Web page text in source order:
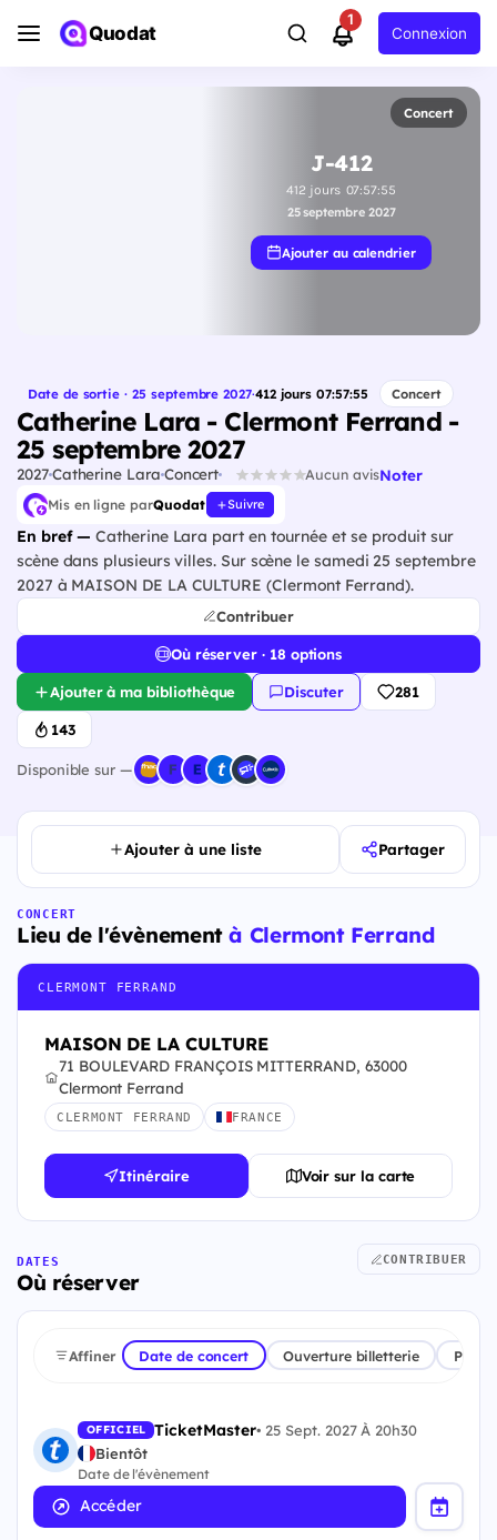
Quodat
1
Connexion
Concert
J-412
412 jours 07:57:54
25 septembre 2027
Ajouter au calendrier
Date de sortie · 25 septembre 2027·412jours 07:57:54 Concert
Catherine Lara - Clermont Ferrand -
25 septembre 2027
2027Catherine Lara Concert Aucun avisNoter
Mis en ligne parQuodat Suivre
En bref — Catherine Lara part en tournée et se produit sur
scène dans plusieurs villes. Sur scène le samedi 25 septembre
2027 à MAISON DE LA CULTURE (Clermont Ferrand).
Contribuer
Où réserver · 18 options
Ajouter à ma bibliothèque Discuter 281
143
Disponible sur —
Ajouter à une liste Partager
CONCERT
Lieu de l'évènementà Clermont Ferrand
CLERMONT FERRAND
MAISON DE LA CULTURE
71 BOULEVARD FRANÇOIS MITTERRAND, 63000
Clermont Ferrand
CLERMONT FERRAND FRANCE
Itinéraire Voir sur la carte
DATES
Où réserver
CONTRIBUER
Affiner Date de concert Ouverture billetterie
OFFICIEL TicketMaster• 25 Sept. 2027 À 20h30
Bientôt
Date de l'évènement
Accéder